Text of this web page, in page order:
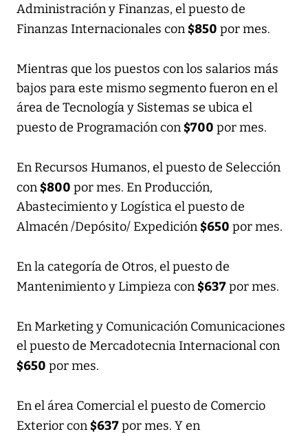
Administración y Finanzas, el puesto de
Finanzas Internacionales con $850 por mes.
Mientras que los puestos con los salarios más
bajos para este mismo segmento fueron en el
área de Tecnología y Sistemas se ubica el
puesto de Programación con $700 por mes.
En Recursos Humanos, el puesto de Selección
con $800 por mes. En Producción,
Abastecimiento y Logística el puesto de
Almacén /Depósito/ Expedición $650 por mes.
En la categoría de Otros, el puesto de
Mantenimiento y Limpieza con $637por mes.
En Marketing y Comunicación Comunicaciones
el puesto de Mercadotecnia Internacional con
$650 por mes.
En el área Comercial el puesto de Comercio
Exterior con $637por mes. Y en